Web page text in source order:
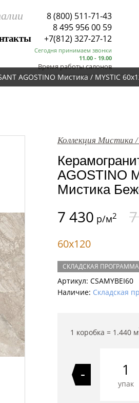
8 (800) 511-71-43
8 495 956 00 59
Сегодня принимаем звонки
11.00 - 19.00
Время работы салонов
+7(812) 327-27-12
AGOSTINO Мистика / MYSTIC
Коллекция Мистика /
AGOSTINO
Мистика
7 430 р/м2
60x120
СКЛАДСКАЯ ПРОГРАММА
Артикул: CSAMYBEI60
Наличие: Складская
1 коробка = 1.440м
-
упак